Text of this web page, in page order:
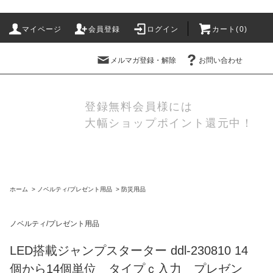
マイページ 会員登録 ログイン カート(0)
メルマガ登録・解除 お問い合わせ
登録無料会員様には
大幅ショップポイント還元中！
ホーム > ノベルティ/プレゼント用品 > 防災用品
ノベルティ/プレゼント用品
LED搭載ジャンプスターター ddl-230810 14
個から14個単位 タイプｃ入力 プレゼン